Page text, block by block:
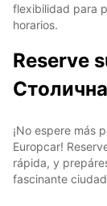
flexibilidad para
horarios.
Reserve
¡No espere más
Europcar!
rápida, y
fascinante